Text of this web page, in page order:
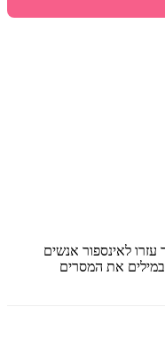
לאינספור אנשים
את המסרים